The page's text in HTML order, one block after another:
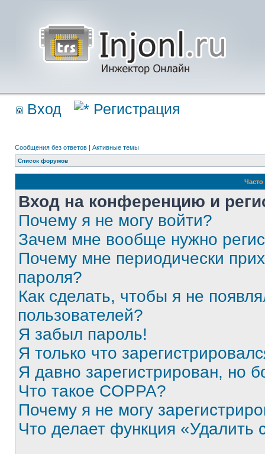
Вход Регистрация
Сообщения без ответов | Активные темы
Список форумов
Вход на конференцию и
Почему я не могу войти?
Зачем мне вообще нужно
Почему мне периодически
пароля?
Как сделать, чтобы я не
пользователей?
Я забыл пароль!
Я только что
Я давно зарегистрирован, но
Что такое COPPA?
Почему я не могу
Что делает функция «Удалить